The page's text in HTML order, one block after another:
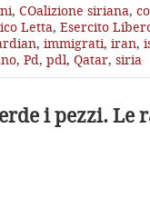
, COalizione siriana,
Letta, Esercito
, immigrati, iran,
, Pd, pdl, Qatar, siria
i pezzi. Le